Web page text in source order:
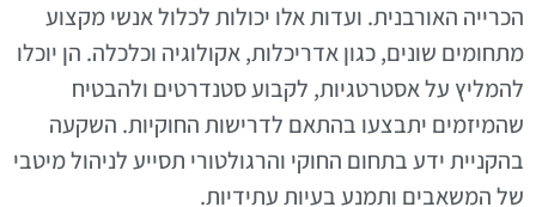
הכרייה האורבנית. ועדות אלו יכולות לכלול אנשי מקצוע
מתחומים שונים, כגון אדריכלות, אקולוגיה וכלכלה. הן יוכלו
להמליץ על אסטרטגיות, לקבוע סטנדרטים ולהבטיח
שהמיזמים יתבצעו בהתאם לדרישות החוקיות. השקעה
בהקניית ידע בתחום החוקי והרגולטורי תסייע לניהול מיטבי
של המשאבים ותמנע בעיות עתידיות.